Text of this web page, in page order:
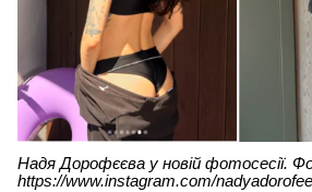
Надя Дорофєєва у новій фотосесії.
https://www.instagram.com/